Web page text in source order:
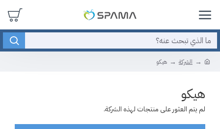
الشركة هيكو
هيكو
لم يتم العثور على منتجات لهذه الشركة.